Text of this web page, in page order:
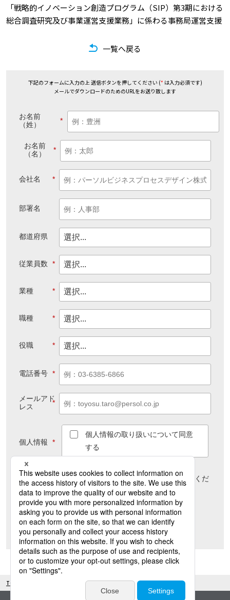
「戦略的イノベーション創造プログラム（SIP）第3期における
総合調査研究及び事業運営支援業務」に係わる事務局運営支援
一覧へ戻る
下記のフォームに入力の上 送信ボタンを押してください (* は入力必須です)
メールでダウンロードのためのURLをお送り致します
*
お名前
（姓）
*
お名前
（名）
*
会社名
部署名
都道府県
*
従業員数
*
業種
*
職種
*
役職
*
電話番号
*
メールアド
レス
*
個人情報
個人情報の取り扱いについて同意
する
個人情報のお取り扱い方針について はこちら をご覧くだ
さい
送信
TOP(DX) 事務局運営支援